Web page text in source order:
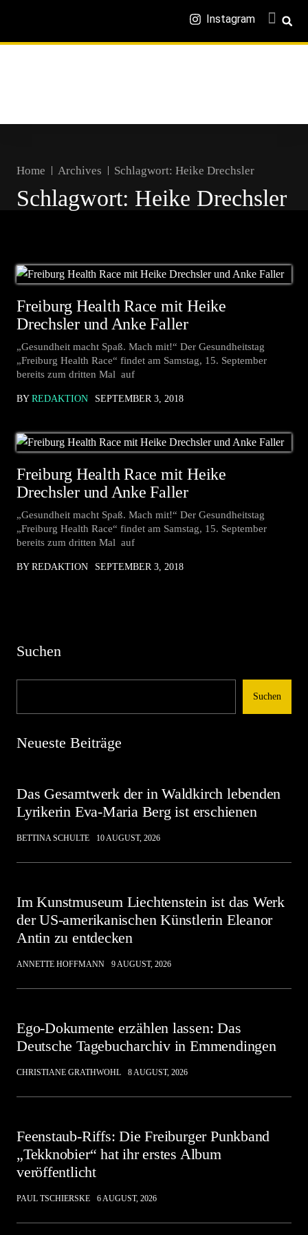
Instagram
Home Archives Schlagwort: Heike Drechsler
Schlagwort: Heike Drechsler
Freiburg Health Race mit Heike
Drechsler und Anke Faller
„Gesundheit macht Spaß. Mach mit!“ Der Gesundheitstag
„Freiburg Health Race“ findet am Samstag, 15. September
bereits zum dritten Mal auf
BY REDAKTION SEPTEMBER 3, 2018
Freiburg Health Race mit Heike
Drechsler und Anke Faller
„Gesundheit macht Spaß. Mach mit!“ Der Gesundheitstag
„Freiburg Health Race“ findet am Samstag, 15. September
bereits zum dritten Mal auf
BY REDAKTION SEPTEMBER 3, 2018
Suchen
Suchen
Neueste Beiträge
Das Gesamtwerk der in Waldkirch lebenden
Lyrikerin Eva-Maria Berg ist erschienen
BETTINA SCHULTE 10 AUGUST, 2026
Im Kunstmuseum Liechtenstein ist das Werk
der US-amerikanischen Künstlerin Eleanor
Antin zu entdecken
ANNETTE HOFFMANN 9 AUGUST, 2026
Ego-Dokumente erzählen lassen: Das
Deutsche Tagebucharchiv in Emmendingen
CHRISTIANE GRATHWOHL 8 AUGUST, 2026
Feenstaub-Riffs: Die Freiburger Punkband
„Tekknobier“ hat ihr erstes Album
veröffentlicht
PAUL TSCHIERSKE 6 AUGUST, 2026